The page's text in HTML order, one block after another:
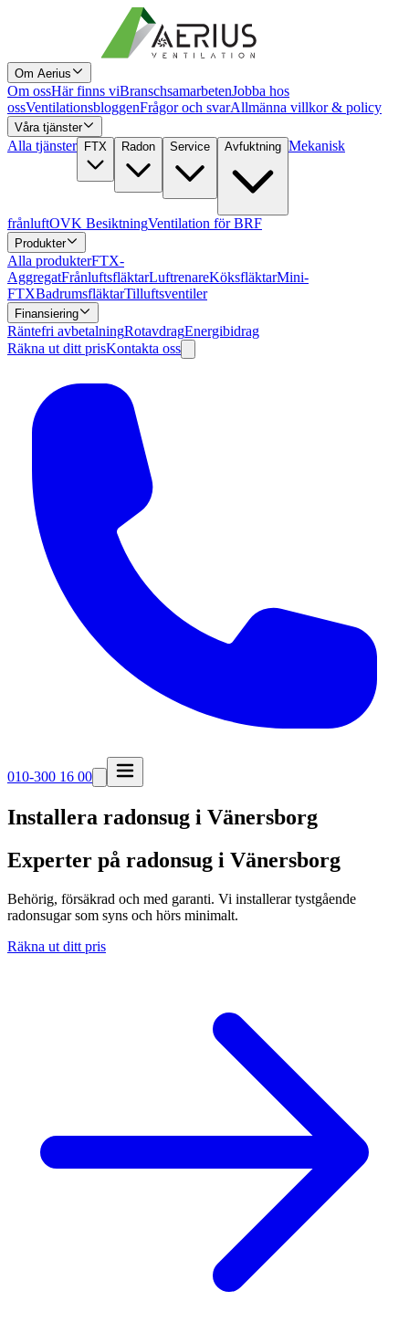
Om Aerius
Om ossHär finns viBranschsamarbetenJobba hos
ossVentilationsbloggenFrågor och svarAllmänna villkor & policy
Våra tjänster
Alla tjänster FTX Radon Service Avfuktning Mekanisk
frånluftOVK BesiktningVentilation för BRF
Produkter
Alla produkterFTX-
AggregatFrånluftsfläktarLuftrenareKöksfläktarMini-
FTXBadrumsfläktarTilluftsventiler
Finansiering
Räntefri avbetalningRotavdragEnergibidrag
Räkna ut ditt prisKontakta oss
010-300 16 00
Installera radonsug i Vänersborg
Experter på radonsug i Vänersborg
Behörig, försäkrad och med garanti. Vi installerar tystgående
radonsugar som syns och hörs minimalt.
Räkna ut ditt pris